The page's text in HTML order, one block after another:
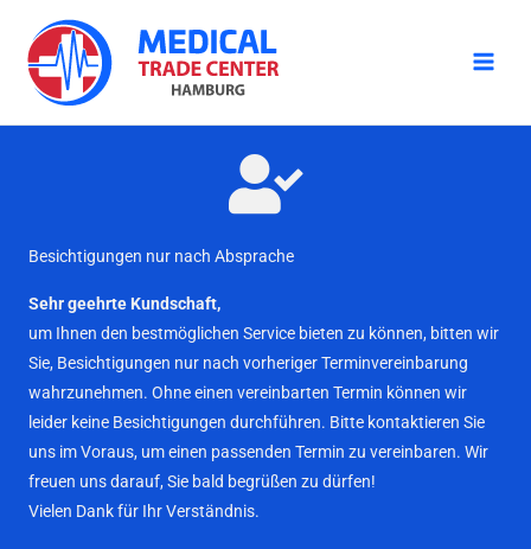
Inhalt
springen
Besichtigungen nur nach Absprache
Sehr geehrte Kundschaft,
um Ihnen den bestmöglichen Service bieten zu können, bitten wir
Sie, Besichtigungen nur nach vorheriger Terminvereinbarung
wahrzunehmen. Ohne einen vereinbarten Termin können wir
leider keine Besichtigungen durchführen. Bitte kontaktieren Sie
uns im Voraus, um einen passenden Termin zu vereinbaren. Wir
freuen uns darauf, Sie bald begrüßen zu dürfen!
Vielen Dank für Ihr Verständnis.